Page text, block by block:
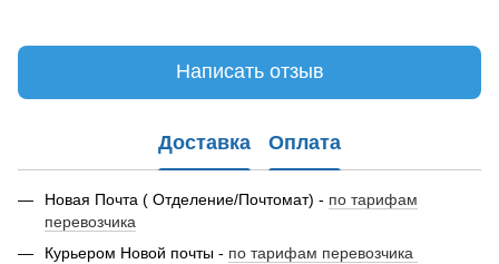
Написать отзыв
Доставка Оплата
Новая Почта ( Отделение/Почтомат) - по тарифам
перевозчика
Курьером Новой почты - по тарифам перевозчика